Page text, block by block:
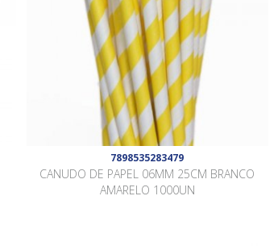
7898535283479
CANUDO DE PAPEL 06MM 25CM BRANCO
AMARELO 1000UN